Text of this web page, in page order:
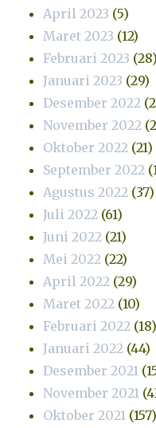
April 2023 (5)
Maret 2023 (12)
Februari 2023 (28)
Januari 2023 (29)
Desember 2022
November 2022
Oktober 2022 (21)
September 2022
Agustus 2022 (37)
Juli 2022 (61)
Juni 2022 (21)
Mei 2022 (22)
April 2022 (29)
Maret 2022 (10)
Februari 2022 (18)
Januari 2022 (44)
Desember 2021
November 2021
Oktober 2021 (157)